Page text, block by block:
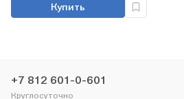
Купить
+7 812 601-0-601
Круглосуточно